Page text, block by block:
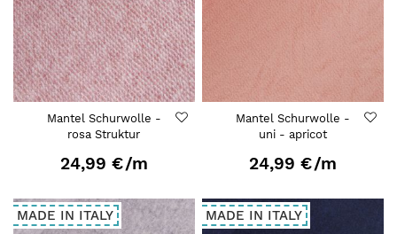
Mantel Schurwolle -
rosa Struktur
24,99 €/m
Mantel Schurwolle -
uni - apricot
24,99 €/m
MADE IN ITALY MADE IN ITALY